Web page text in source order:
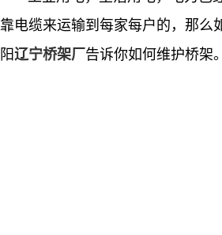
靠电缆来运输到每家每户的，那么
阳辽宁桥架厂告诉你如何维护桥架。